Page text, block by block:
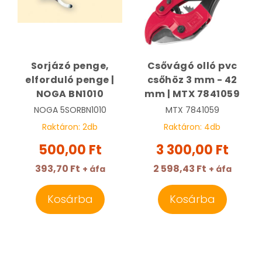
Sorjázó penge,
elforduló penge |
NOGA BN1010
NOGA 5SORBN1010
Raktáron: 2db
500,00 Ft
393,70 Ft + áfa
Kosárba
Csővágó olló pvc
csőhöz 3 mm - 42
mm | MTX 7841059
MTX 7841059
Raktáron: 4db
3 300,00 Ft
2 598,43 Ft + áfa
Kosárba